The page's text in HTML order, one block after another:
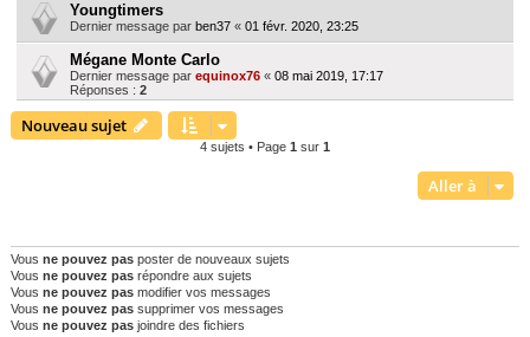
Youngtimers
Dernier message par ben37 « 01 févr. 2020, 23:25
Mégane Monte Carlo
Dernier message par equinox76 « 08 mai 2019, 17:17
Réponses : 2
Nouveau sujet
4 sujets • Page 1 sur 1
Aller à
Vous ne pouvez pas poster de nouveaux sujets
Vous ne pouvez pas répondre aux sujets
Vous ne pouvez pas modifier vos messages
Vous ne pouvez pas supprimer vos messages
Vous ne pouvez pas joindre des fichiers